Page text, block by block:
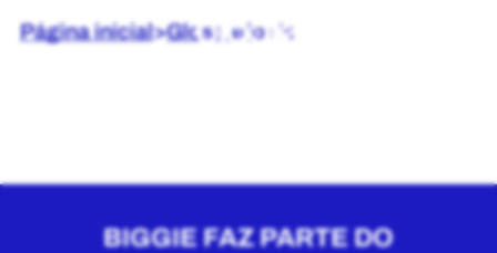
Página inicial>Glossário> H
BIGGIE FAZ PARTE DO